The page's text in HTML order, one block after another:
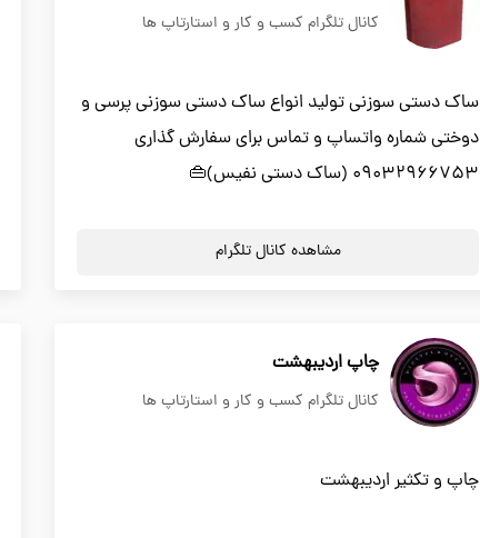
کانال تلگرام کسب و کار و استارتاپ ها
ساک دستی سوزنی تولید انواع ساک دستی سوزنی پرسی و
دوختی شماره واتساپ و تماس برای سفارش گذاری
09032966753 (ساک دستی نفیس)👜
مشاهده کانال تلگرام
چاپ اردیبهشت
کانال تلگرام کسب و کار و استارتاپ ها
چاپ و تکثیر اردیبهشت